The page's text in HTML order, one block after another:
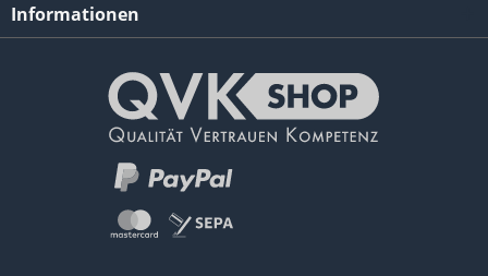
Informationen